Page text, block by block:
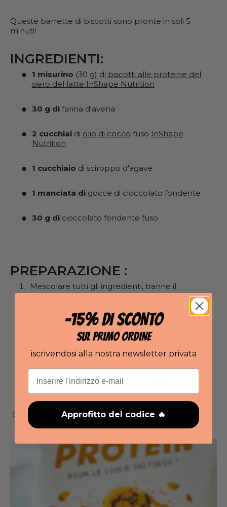
Queste barrette di biscotti sono pronte in soli 5
minuti!
INGREDIENTI:
1 misurino (30 g) di biscotti alle proteine del
siero del latte InShape Nutrition
30 g difarina d'avena
2 cucchiaidi olio di cocco fuso InShape
Nutrition
1 cucchiaio di sciroppo d'agave
1 manciata digocce di cioccolato fondente
30 g dicioccolato fondente fuso
PREPARAZIONE :
Mescolare tutti gli ingredienti, tranne il
cioccolato fondente.
Stendere su carta da forno per formare un
maxi-biscotto.
Aggiungere il cioccolato fuso.
Mettere in freezer per 2-4 ore prima di
Godetevi lo spuntino!
-15% DI SCONTO
SUL PRIMO ORDINE
iscrivendosi alla nostra newsletter privata
Email
Approfitto del codice 🔥